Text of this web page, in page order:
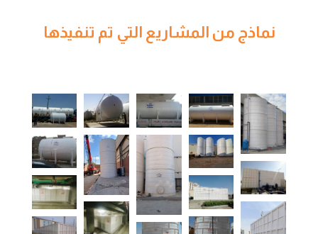
نماذج من المشاريع التي تم تنفيذها